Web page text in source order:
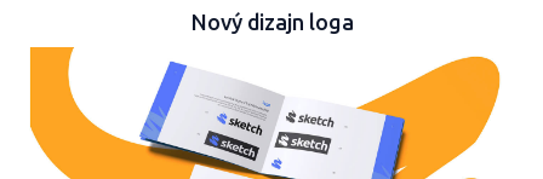
Nový dizajn loga